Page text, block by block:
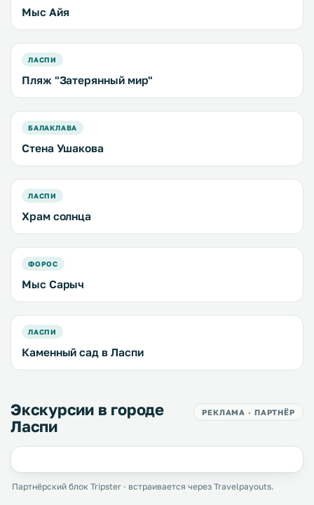
Мыс Айя
ЛАСПИ
Пляж "Затерянный мир"
БАЛАКЛАВА
Стена Ушакова
ЛАСПИ
Храм солнца
ФОРОС
Мыс Сарыч
ЛАСПИ
Каменный сад в Ласпи
Экскурсии в городе
Ласпи
РЕКЛАМА · ПАРТНЁР
Партнёрский блок Tripster · встраивается через Travelpayouts.